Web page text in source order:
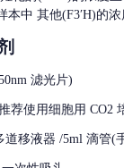
本中 其他(F3′H)的浓
滤光片)
荐使用细胞用 CO2
道移液器 /5ml 滴管(